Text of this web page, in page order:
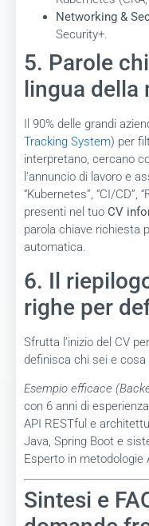
Networking &
Security+.
5. Parole
lingua della
Il 90% delle grandi
Tracking System) per
interpretano, cercano
l’annuncio di lavoro e
“Kubernetes”, “CI/CD”,
presenti nel tuo CV
parola chiave richiesta
automatica.
6. Il
righe per
Sfrutta l’inizio del CV
definisca chi sei e cosa
Esempio efficace
con 6 anni di
API RESTful e
Java, Spring Boot e
Esperto in metodologie
Sintesi e